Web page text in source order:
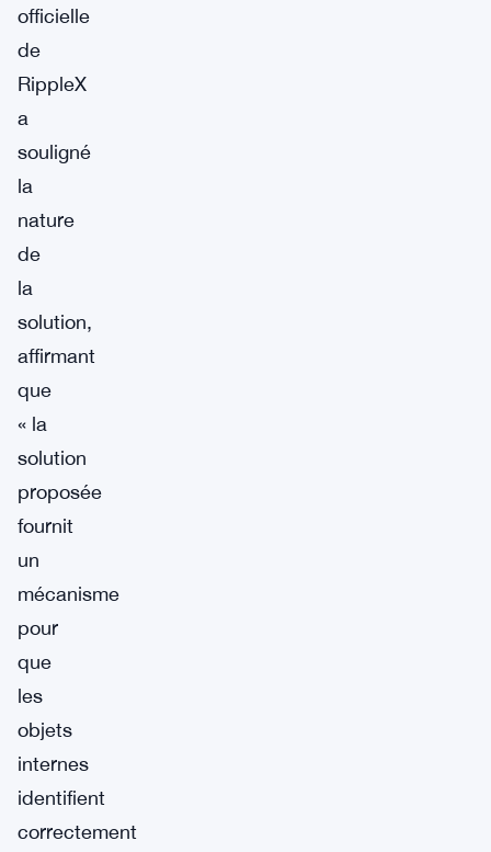
officielle
de
RippleX
a
souligné
la
nature
de
la
solution,
affirmant
que
« la
solution
proposée
fournit
un
mécanisme
pour
que
les
objets
internes
identifient
correctement